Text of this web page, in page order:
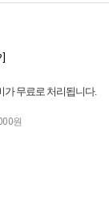
가 무료로 처리됩니다.
원